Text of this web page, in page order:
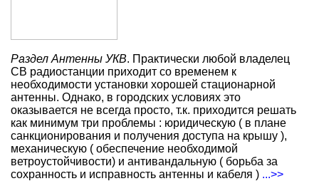
Раздел Антенны УКВ. Практически любой владелец
СВ радиостанции приходит со временем к
необходимости установки хорошей стационарной
антенны. Однако, в городских условиях это
оказывается не всегда просто, т.к. приходится решать
как минимум три проблемы : юридическую ( в плане
санкционирования и получения доступа на крышу ),
механическую ( обеспечение необходимой
ветроустойчивости) и антивандальную ( борьба за
сохранность и исправность антенны и кабеля ) ...>>